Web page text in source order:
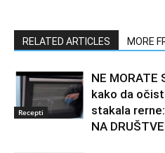
RELATED ARTICLES MORE
Recepti
NE MORATE
kako da
stakala
NA